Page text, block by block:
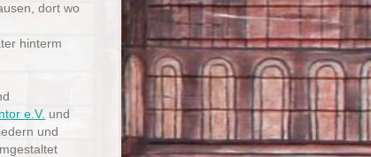
dort wo
hinterm
e.V. und
und